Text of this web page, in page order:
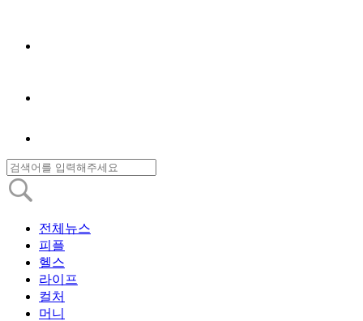
전체뉴스
피플
헬스
라이프
컬처
머니